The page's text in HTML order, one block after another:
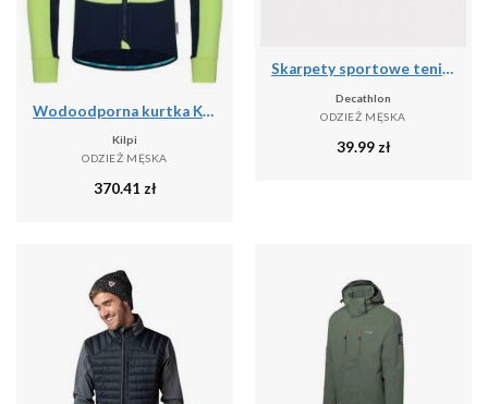
Wodoodporna kurtka Kilpi Velover
Kilpi
ODZIEŻ MĘSKA
370.41 zł
Skarpety sportowe tenis Artengo RS160 niskie 5 par
Decathlon
ODZIEŻ MĘSKA
39.99 zł